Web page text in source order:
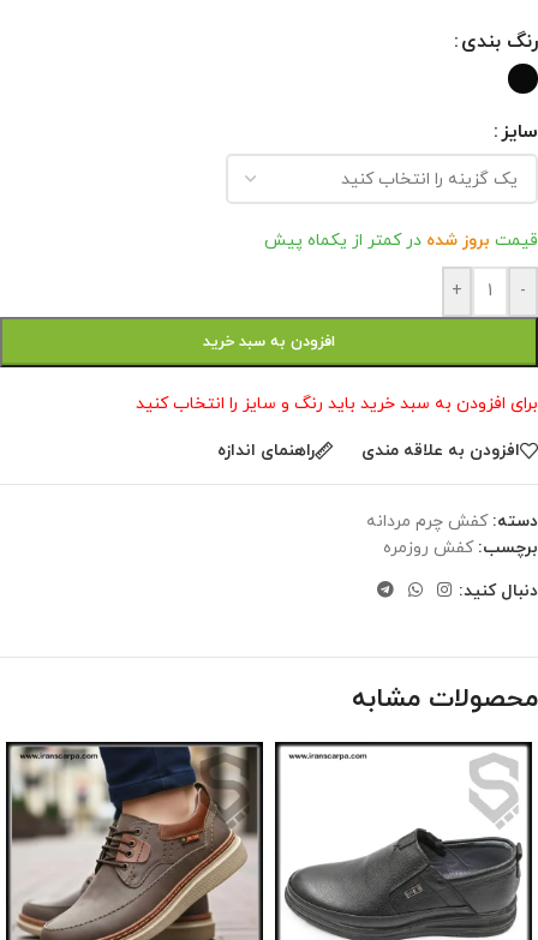
رنگ بندی
سایز
قیمت بروز شده در کمتر از یکماه پیش
-
+
افزودن به سبد خرید
برای افزودن به سبد خرید باید رنگ و سایز را انتخاب کنید
افزودن به علاقه مندی راهنمای اندازه
دسته: کفش چرم مردانه
برچسب: کفش روزمره
دنبال کنید:
محصولات مشابه